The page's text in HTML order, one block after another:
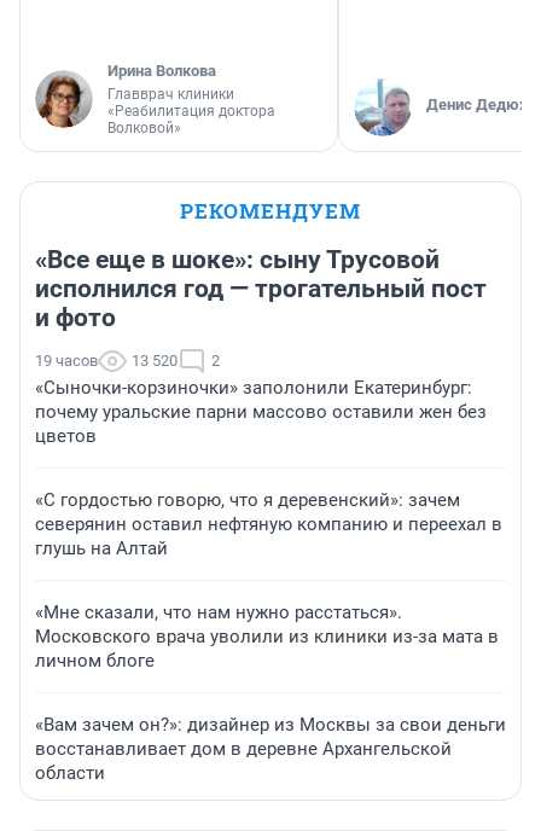
Ирина Волкова
Главврач клиники
«Реабилитация доктора
Волковой»
Денис
РЕКОМЕНДУЕМ
«Все еще в шоке»: сыну Трусовой
исполнился год — трогательный пост
и фото
19 часов 13 520 2
«Сыночки-корзиночки» заполонили Екатеринбург:
почему уральские парни массово оставили жен без
цветов
«С гордостью говорю, что я деревенский»: зачем
северянин оставил нефтяную компанию и переехал в
глушь на Алтай
«Мне сказали, что нам нужно расстаться».
Московского врача уволили из клиники из-за мата в
личном блоге
«Вам зачем он?»: дизайнер из Москвы за свои деньги
восстанавливает дом в деревне Архангельской
области